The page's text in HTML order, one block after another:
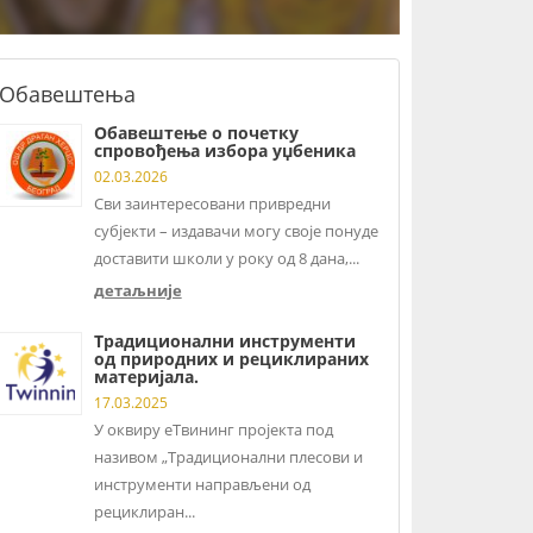
Обавештење о почетку
спровођења избора уџбеника
02.03.2026
Сви заинтересовани привредни
субјекти – издавачи могу своје понуде
доставити школи у року од 8 дана,...
детаљније
Традиционални инструменти
од природних и рециклираних
материјала.
17.03.2025
У оквиру еТвининг пројекта под
називом „Традиционални плесови и
инструменти направљени од
рециклиран...